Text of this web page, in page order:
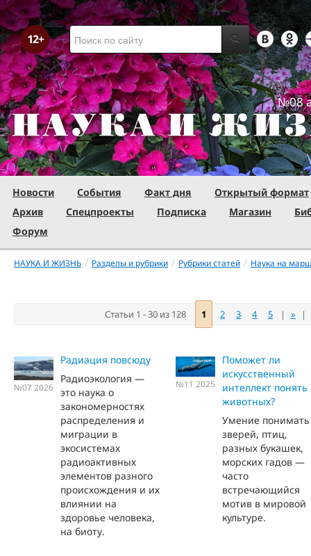
№08
Новости События Факт дня
Открытый формат
Архив
Спецпроекты Подписка Магазин
Форум
НАУКА И ЖИЗНЬ / Разделы и рубрики / Рубрики статей / Наука на
Статьи 1 - 30 из 128 1 2 3 4 5 | » |
№07 2026
Радиация повсюду
Радиоэкология —
это наука о
закономерностях
распределения и
миграции в
экосистемах
радиоактивных
элементов разного
происхождения и их
влиянии на
здоровье человека,
на биоту.
№11 2025
Поможет ли
искусственный
интеллект понять
животных?
Умение понимать
зверей, птиц,
разных букашек,
морских гадов —
часто
встречающийся
мотив в мировой
культуре.